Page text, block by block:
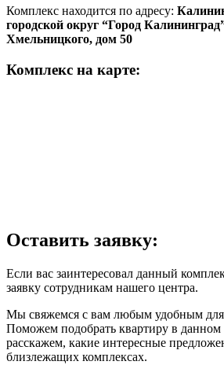
Комплекс находится по адресу:
городской округ “Город
Хмельницкого, дом 50
Комплекс на карте:
Оставить заявку:
Если вас заинтересовал данный
заявку сотрудникам нашего центра.
Мы свяжемся с вам любым удобным для
Поможем подобрать квартиру в данном
расскажем, какие интересные
близлежащих комплексах.